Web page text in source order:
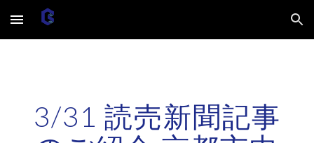
Skip to main content Skip to navigation
3/31 読売新聞記事